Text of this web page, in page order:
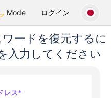
Mode ログイン
ードを復元するに
入力してください
レス*